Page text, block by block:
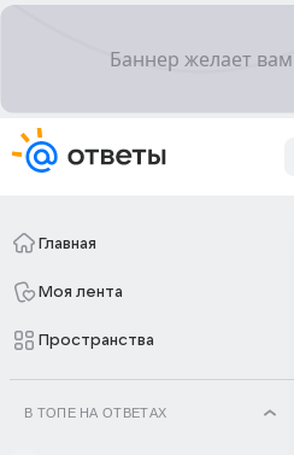
Главная
Моя лента
Пространства
В ТОПЕ НА ОТВЕТАХ